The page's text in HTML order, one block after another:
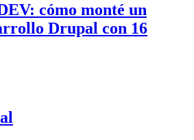
cómo monté un
Drupal con 16